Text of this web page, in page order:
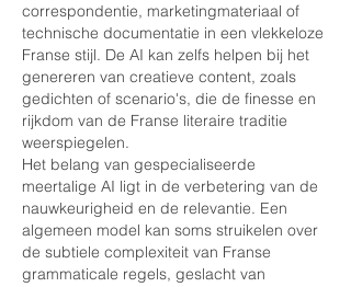
correspondentie, marketingmateriaal of
technische documentatie in een vlekkeloze
Franse stijl. De AI kan zelfs helpen bij het
genereren van creatieve content, zoals
gedichten of scenario's, die de finesse en
rijkdom van de Franse literaire traditie
weerspiegelen.
Het belang van gespecialiseerde
meertalige AI ligt in de verbetering van de
nauwkeurigheid en de relevantie. Een
algemeen model kan soms struikelen over
de subtiele complexiteit van Franse
grammaticale regels, geslacht van